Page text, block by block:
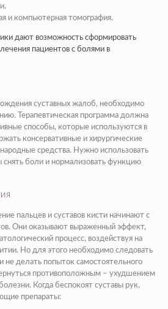
и компьютерная томография.
дают возможность сформировать
пациентов с болями в
суставных жалоб, необходимо
Терапевтическая программа должна
способы, которые используются в
консервативные и хирургические
средства. Нужно использовать
боли и нормализовать функцию
пальцев и суставов кисти начинают с
Они оказывают выраженный эффект,
процесс, воздействуя на
Но для этого необходимо следовать
не делать попыток самостоятельного
противоположным – ухудшением
Когда беспокоят суставы рук,
препараты: